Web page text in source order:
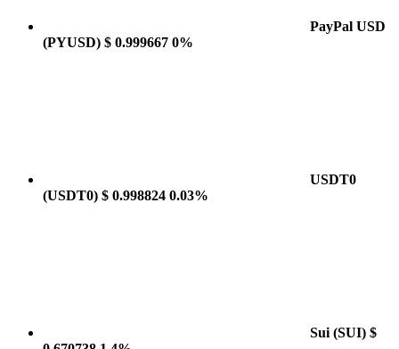
PayPal USD
(PYUSD) $ 0.999667 0%
USDT0
(USDT0) $ 0.998824 0.03%
Sui (SUI) $